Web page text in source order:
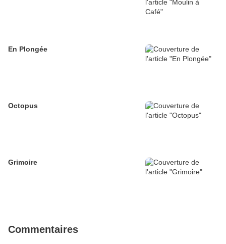
En Plongée
Octopus
Grimoire
Commentaires